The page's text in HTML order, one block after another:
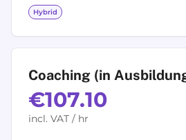
Hybrid
Coaching (in
€107.10
incl. VAT / hr